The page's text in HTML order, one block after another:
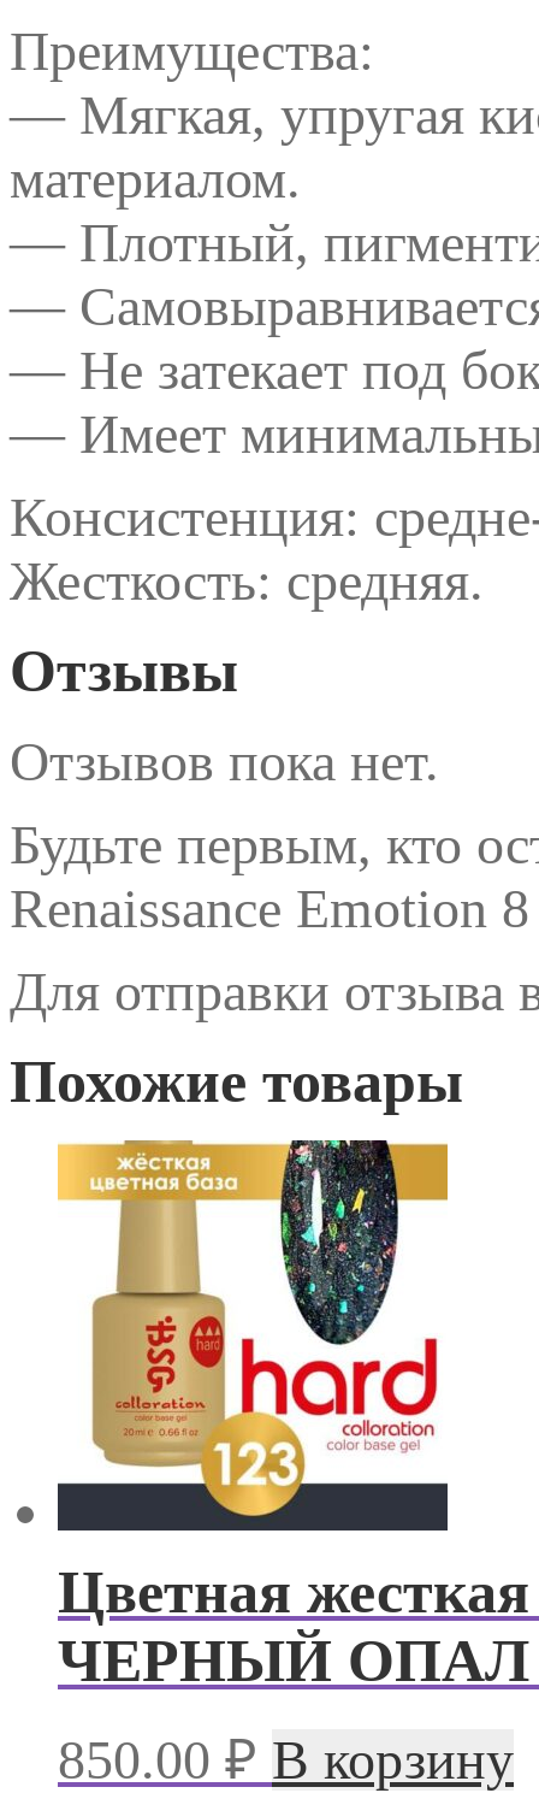
Преимущества:
— Мягкая, упругая
материалом.
— Плотный,
—
— Не затекает под
— Имеет
Консистенция:
Жесткость: средняя.
Отзывы
Отзывов пока нет.
Будьте первым, кто
Renaissance Emotion 8
Для отправки отзыва
Похожие товары
Цветная
ЧЕРНЫЙ ОПАЛ
850.00 ₽ В корзину